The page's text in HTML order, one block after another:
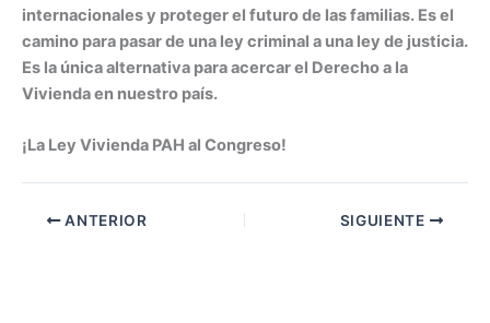
internacionales y proteger el futuro de las familias. Es el
camino para pasar de una ley criminal a una ley de justicia.
Es la única alternativa para acercar el Derecho a la
Vivienda en nuestro país.
¡La Ley Vivienda PAH al Congreso!
ANTERIOR SIGUIENTE